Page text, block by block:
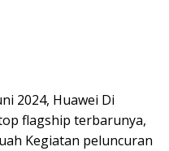
2024, Huawei Di
flagship terbarunya,
Kegiatan peluncuran